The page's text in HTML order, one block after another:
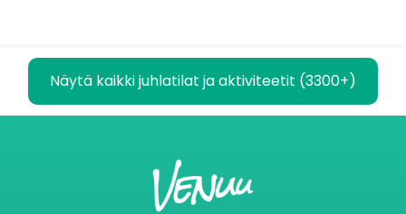
Näytä kaikki juhlatilat ja aktiviteetit (3300+)